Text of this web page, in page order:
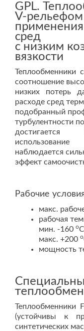
GPL.
V-рельефом
сред
с низким
вязкости
Теплообменники
соотношение
низких потерь
расходе сред
подобранный
турбулентности
достигается
наблюдается
эффект
Рабочие
макс.
рабочая
мин. -160 oС
макс. +200 o
мощность
Теплообменники
(устойчивы к
синтетических